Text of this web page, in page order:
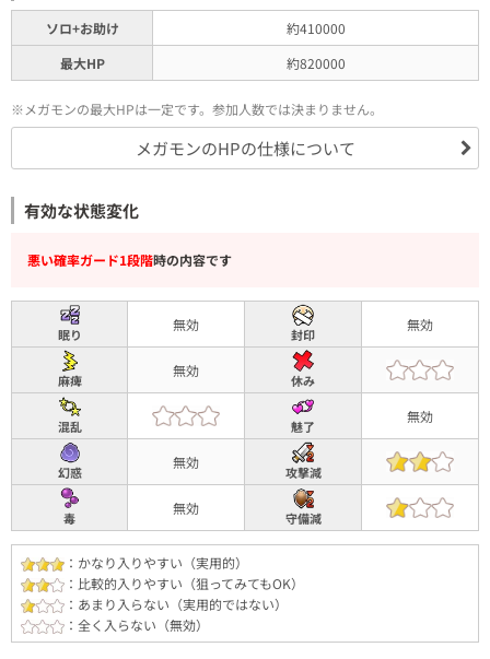
ソロ+お助け
約410000
最大HP
約820000
※メガモンの最大HPは一定です。参加人数では決まりません。
メガモンのHPの仕様について
有効な状態変化
悪い確率ガード1段階時の内容です
眠り
無効
封印
無効
麻痺
無効
休み
混乱 魅了
無効
幻惑
無効
攻撃減
毒
無効
守備減
：かなり入りやすい（実用的）
：比較的入りやすい（狙ってみてもOK）
：あまり入らない（実用的ではない）
：全く入らない（無効）